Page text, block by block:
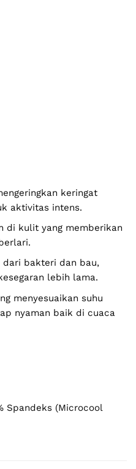
keringat
aktivitas intens.
di kulit yang memberikan
dari bakteri dan bau,
lebih lama.
menyesuaikan suhu
nyaman baik di cuaca
Spandeks (Microcool